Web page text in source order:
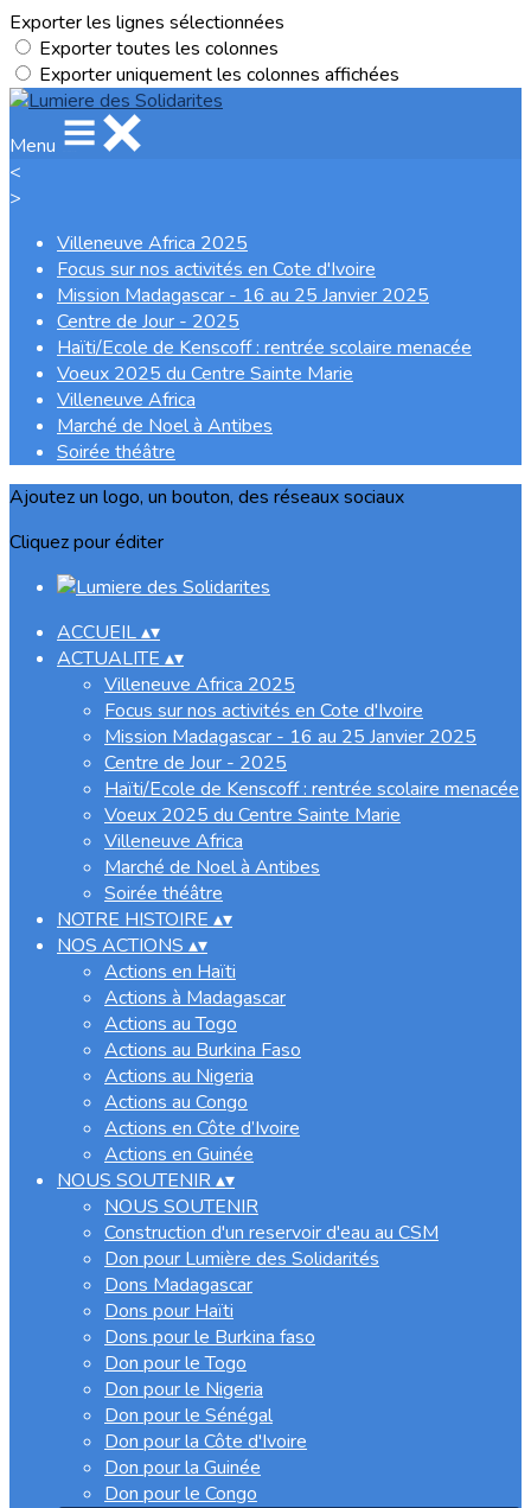
Exporter les lignes sélectionnées
Exporter toutes les colonnes
Exporter uniquement les colonnes affichées
Menu
<
>
Villeneuve Africa 2025
Focus sur nos activités en Cote d'Ivoire
Mission Madagascar - 16 au 25 Janvier 2025
Centre de Jour - 2025
Haïti/Ecole de Kenscoff : rentrée scolaire menacée
Voeux 2025 du Centre Sainte Marie
Villeneuve Africa
Marché de Noel à Antibes
Soirée théâtre
Ajoutez un logo, un bouton, des réseaux sociaux
Cliquez pour éditer
ACCUEIL▴▾
ACTUALITE ▴▾
Villeneuve Africa 2025
Focus sur nos activités en Cote d'Ivoire
Mission Madagascar - 16 au 25 Janvier 2025
Centre de Jour - 2025
Haïti/Ecole de Kenscoff : rentrée scolaire menacée
Voeux 2025 du Centre Sainte Marie
Villeneuve Africa
Marché de Noel à Antibes
Soirée théâtre
NOTRE HISTOIRE ▴▾
NOS ACTIONS ▴▾
Actions en Haïti
Actions à Madagascar
Actions au Togo
Actions au Burkina Faso
Actions au Nigeria
Actions au Congo
Actions en Côte d’Ivoire
Actions en Guinée
NOUS SOUTENIR▴▾
NOUS SOUTENIR
Construction d'un reservoir d'eau au CSM
Don pour Lumière des Solidarités
Dons Madagascar
Dons pour Haïti
Dons pour le Burkina faso
Don pour le Togo
Don pour le Nigeria
Don pour le Sénégal
Don pour la Côte d'Ivoire
Don pour la Guinée
Don pour le Congo